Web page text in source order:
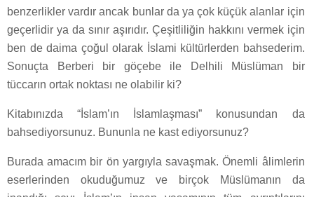
benzerlikler vardır ancak bunlar da ya çok küçük alanlar için
geçerlidir ya da sınır aşırıdır. Çeşitliliğin hakkını vermek için
ben de daima çoğul olarak İslami kültürlerden bahsederim.
Sonuçta Berberi bir göçebe ile Delhili Müslüman bir
tüccarın ortak noktası ne olabilir ki?
Kitabınızda “İslam’ın İslamlaşması” konusundan da
bahsediyorsunuz. Bununla ne kast ediyorsunuz?
Burada amacım bir ön yargıyla savaşmak. Önemli âlimlerin
eserlerinden okuduğumuz ve birçok Müslümanın da